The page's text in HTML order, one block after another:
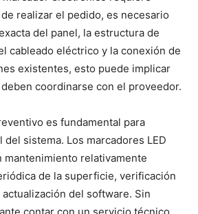
realizar el pedido, es necesario
del panel, la estructura de
cableado eléctrico y la conexión de
existentes, esto puede implicar
coordinarse con el proveedor.
es fundamental para
sistema. Los marcadores LED
mantenimiento relativamente
de la superficie, verificación
del software. Sin